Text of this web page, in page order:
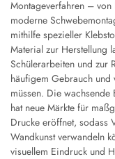
Montageverfahren – von
moderne
mithilfe spezieller
Material zur Herstellung
Schülerarbeiten und zur
häufigem Gebrauch und
müssen. Die
hat neue Märkte für
Drucke eröffnet, sodass
Wandkunst verwandeln
visuellem Eindruck und